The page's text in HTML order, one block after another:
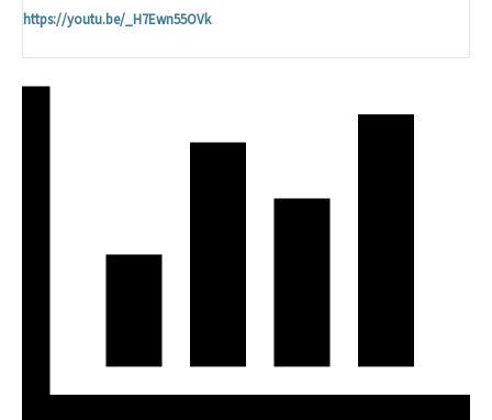
https://youtu.be/_H7Ewn55OVk